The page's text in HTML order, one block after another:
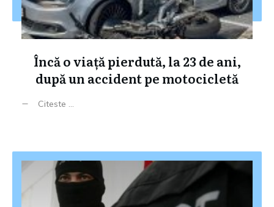
Încă o viață pierdută, la 23 de ani,
după un accident pe motocicletă
Citeste ...